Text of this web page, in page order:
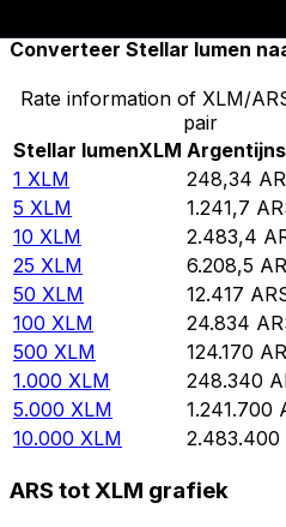
Converteer Stellar lumen
Rate information of XLM/
pair
Stellar lumenXLM
1 XLM 248,34
5 XLM 1.241,7
10 XLM 2.483,4
25 XLM 6.208,5
50 XLM 12.417
100 XLM 24.834
500 XLM 124.170
1.000 XLM 248.340
5.000 XLM 1.241.700
10.000 XLM 2.483.400
ARS tot XLM grafiek